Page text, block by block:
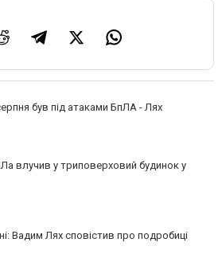
був під атаками БпЛА - Лях
влучив у триповерховий будинок у
Вадим Лях сповістив про подробиці